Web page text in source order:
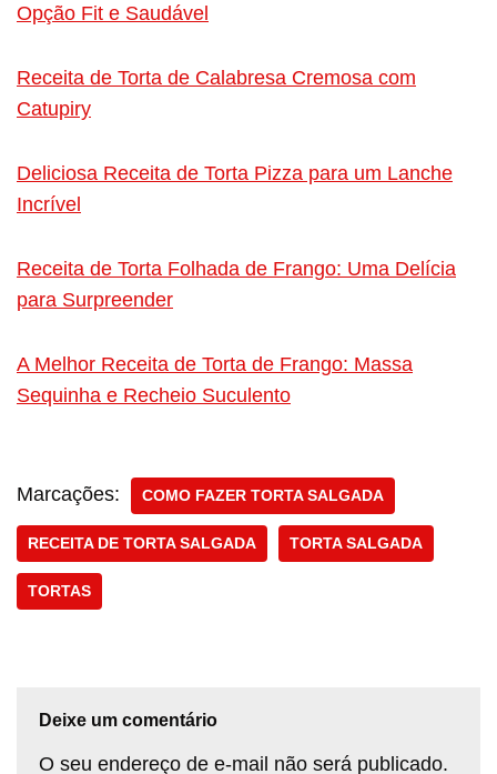
Opção Fit e Saudável
Receita de Torta de Calabresa Cremosa com
Catupiry
Deliciosa Receita de Torta Pizza para um Lanche
Incrível
Receita de Torta Folhada de Frango: Uma Delícia
para Surpreender
A Melhor Receita de Torta de Frango: Massa
Sequinha e Recheio Suculento
Marcações: COMO FAZER TORTA SALGADA
RECEITA DE TORTA SALGADA TORTA SALGADA
TORTAS
Deixe um comentário
O seu endereço de e-mail não será publicado.